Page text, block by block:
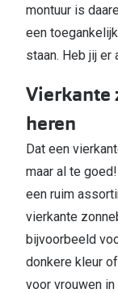
montuur is
een
staan. Heb jij er
Vierkante
heren
Dat een
maar al te
een ruim
vierkante
bijvoorbeeld
donkere kleur
voor vrouwen